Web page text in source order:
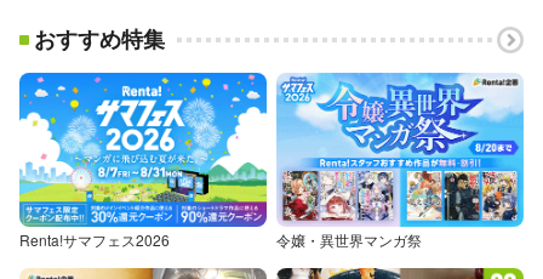
おすすめ特集
Renta!サマフェス2026 令嬢・異世界マンガ祭